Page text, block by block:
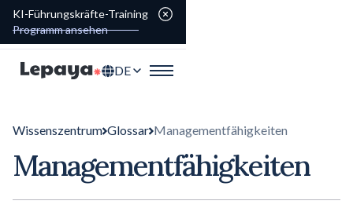
KI-Führungskräfte-Training
Programm ansehen
DE
Wissenszentrum Glossar Managementfähigkeiten
Managementfähigkeiten